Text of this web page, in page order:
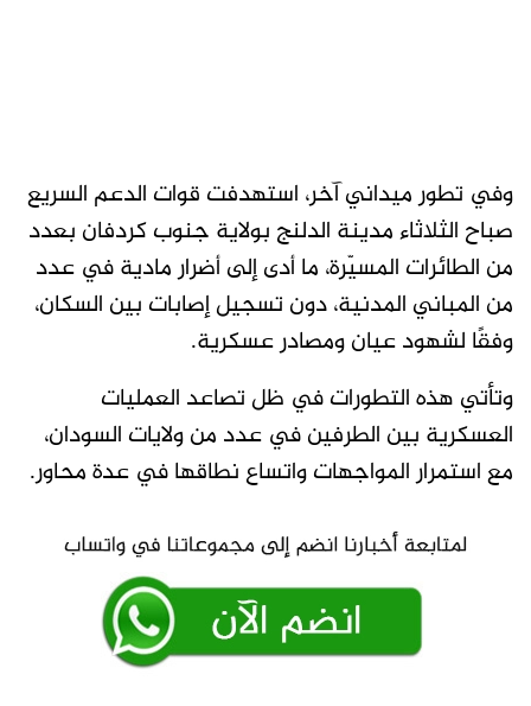
وفي تطور ميداني آخر، استهدفت قوات الدعم السريع
صباح الثلاثاء مدينة الدلنج بولاية جنوب كردفان بعدد
من الطائرات المسيّرة، ما أدى إلى أضرار مادية في عدد
من المباني المدنية، دون تسجيل إصابات بين السكان،
وفقًا لشهود عيان ومصادر عسكرية.
وتأتي هذه التطورات في ظل تصاعد العمليات
العسكرية بين الطرفين في عدد من ولايات السودان،
مع استمرار المواجهات واتساع نطاقها في عدة محاور.